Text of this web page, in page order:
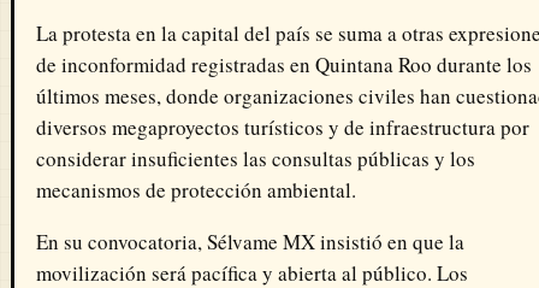
La protesta en la capital del país se suma a otras
de inconformidad registradas en Quintana Roo durante los
últimos meses, donde organizaciones civiles han
diversos megaproyectos turísticos y de infraestructura por
considerar insuficientes las consultas públicas y los
mecanismos de protección ambiental.
En su convocatoria, Sélvame MX insistió en que la
movilización será pacífica y abierta al público. Los